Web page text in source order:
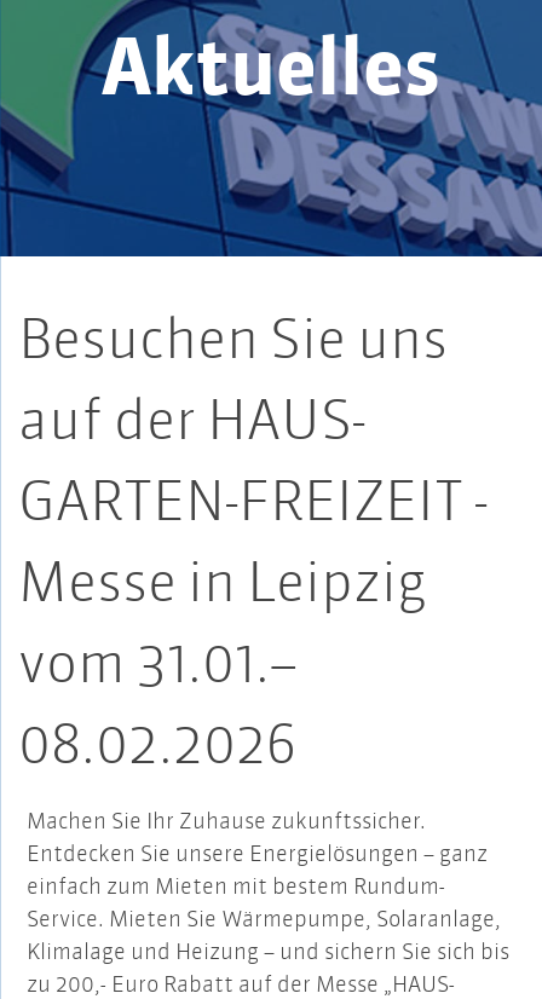
Aktuelles
Besuchen Sie uns
auf der HAUS-
GARTEN-FREIZEIT -
Messe in Leipzig
vom 31.01.–
08.02.2026
Machen Sie Ihr Zuhause zukunftssicher.
Entdecken Sie unsere Energielösungen – ganz
einfach zum Mieten mit bestem Rundum-
Service. Mieten Sie Wärmepumpe, Solaranlage,
Klimalage und Heizung – und sichern Sie sich bis
zu 200,- Euro Rabatt auf der Messe „HAUS-